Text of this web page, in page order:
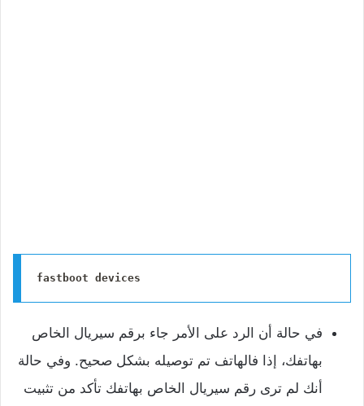
fastboot devices
في حالة أن الرد على الأمر جاء برقم سيريال الخاص
بهاتفك، إذا فالهاتف تم توصيله بشكل صحيح. وفي حالة
أنك لم ترى رقم سيريال الخاص بهاتفك تأكد من تثبيت